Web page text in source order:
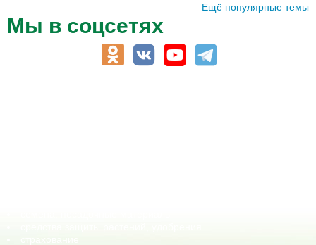
Ещё популярные темы
Мы в соцсетях